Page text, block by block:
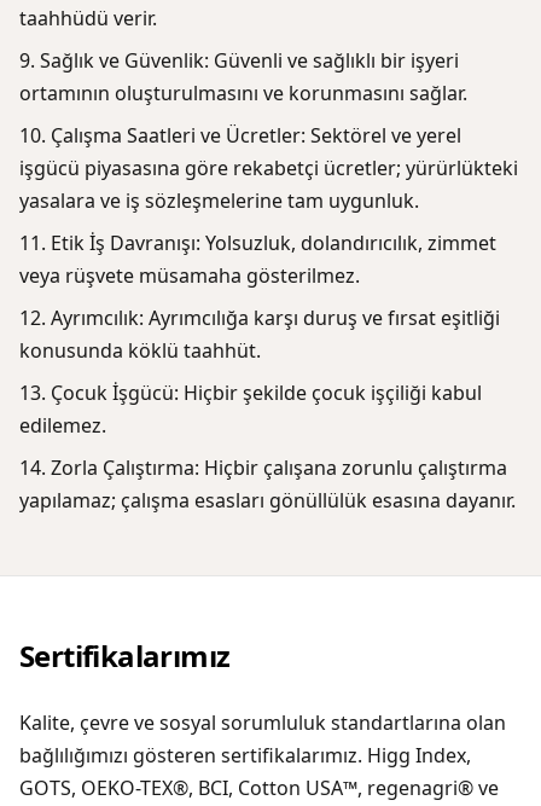
taahhüdü verir.
Sağlık ve Güvenlik: Güvenli ve sağlıklı bir işyeri
ortamının oluşturulmasını ve korunmasını sağlar.
Çalışma Saatleri ve Ücretler: Sektörel ve yerel
işgücü piyasasına göre rekabetçi ücretler; yürürlükteki
yasalara ve iş sözleşmelerine tam uygunluk.
Etik İş Davranışı: Yolsuzluk, dolandırıcılık, zimmet
veya rüşvete müsamaha gösterilmez.
Ayrımcılık: Ayrımcılığa karşı duruş ve fırsat eşitliği
konusunda köklü taahhüt.
Çocuk İşgücü: Hiçbir şekilde çocuk işçiliği kabul
edilemez.
Zorla Çalıştırma: Hiçbir çalışana zorunlu çalıştırma
yapılamaz; çalışma esasları gönüllülük esasına dayanır.
Sertifikalarımız
Kalite, çevre ve sosyal sorumluluk standartlarına olan
bağlılığımızı gösteren sertifikalarımız. Higg Index,
GOTS, OEKO-TEX®, BCI, Cotton USA™, regenagri® ve